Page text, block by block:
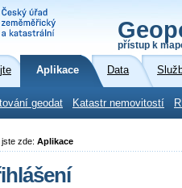
přístup k
Aplikace Data
geodat Katastr nemovitostí
zde: Aplikace